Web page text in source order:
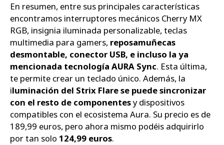
En resumen, entre sus principales características
encontramos interruptores mecánicos Cherry MX
RGB, insignia iluminada personalizable, teclas
multimedia para gamers, reposamuñecas
desmontable, conector USB, e incluso la ya
mencionada tecnología AURA Sync. Esta última,
te permite crear un teclado único. Además, la
iluminación del Strix Flare se puede sincronizar
con el resto de componentesy dispositivos
compatibles con el ecosistema Aura. Su precio es de
189,99 euros, pero ahora mismo podéis adquirirlo
por tan solo 124,99 euros.